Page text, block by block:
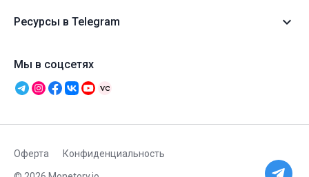
Ресурсы в Telegram
Мы в соцсетях
Оферта Конфиденциальность